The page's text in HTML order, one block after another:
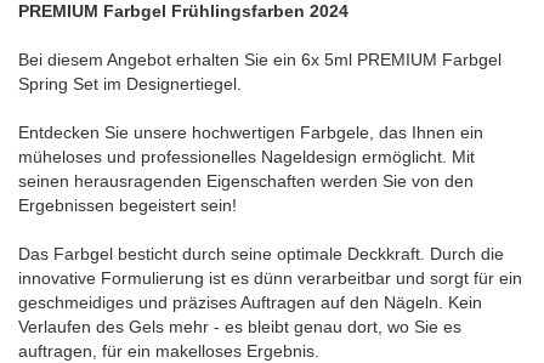
PREMIUM Farbgel Frühlingsfarben 2024
Bei diesem Angebot erhalten Sie ein 6x 5ml PREMIUM Farbgel
Spring Set im Designertiegel.
Entdecken Sie unsere hochwertigen Farbgele, das Ihnen ein
müheloses und professionelles Nageldesign ermöglicht. Mit
seinen herausragenden Eigenschaften werden Sie von den
Ergebnissen begeistert sein!
Das Farbgel besticht durch seine optimale Deckkraft. Durch die
innovative Formulierung ist es dünn verarbeitbar und sorgt für ein
geschmeidiges und präzises Auftragen auf den Nägeln. Kein
Verlaufen des Gels mehr - es bleibt genau dort, wo Sie es
auftragen, für ein makelloses Ergebnis.